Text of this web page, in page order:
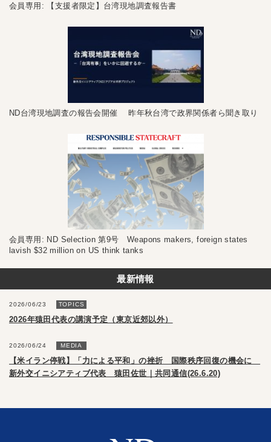
会員専用: 【支援者限定】台湾現地調査報告書
ND台湾現地調査の報告会開催 昨年秋台湾で政界関係者ら聞き取り
会員専用: ND Selection 第9号 Weapons makers, foreign states
lavish $32 million on US think tanks
最新情報
2026/06/23 TOPICS
2026年猿田代表の講演予定（東京近郊以外）
2026/06/24 MEDIA
【米イラン停戦】「力による平和」の挫折 国際秩序回復の機会に
新外交イニシアティブ代表 猿田佐世｜共同通信(26.6.20)